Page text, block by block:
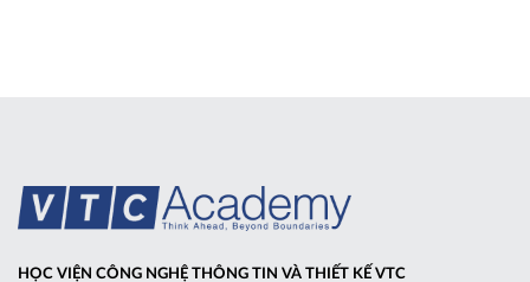
HỌC VIỆN CÔNG NGHỆ THÔNG TIN VÀ THIẾT KẾ VTC